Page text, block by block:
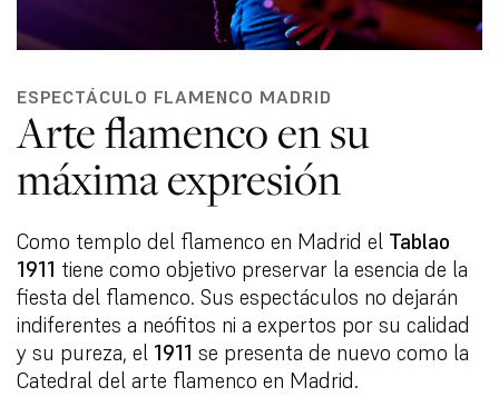
ESPECTÁCULO FLAMENCO MADRID
Arte flamenco en su
máxima expresión
Como templo del flamenco en Madrid el Tablao
1911 tiene como objetivo preservar la esencia de la
fiesta del flamenco. Sus espectáculos no dejarán
indiferentes a neófitos ni a expertos por su calidad
y su pureza, el 1911 se presenta de nuevo como la
Catedral del arte flamenco en Madrid.